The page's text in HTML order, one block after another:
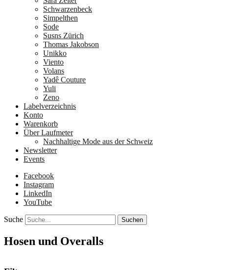
Schwarzenbeck
Simpelthen
Sode
Susns Zürich
Thomas Jakobson
Unikko
Viento
Volans
Yadê Couture
Yuli
Zeno
Labelverzeichnis
Konto
Warenkorb
Über Laufmeter
Nachhaltige Mode aus der Schweiz
Newsletter
Events
Facebook
Instagram
LinkedIn
YouTube
Suche
Hosen und Overalls